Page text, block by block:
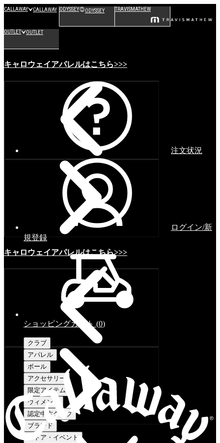
CALLAWAY CALLAWAY ODYSSEY ODYSSEY TRAVISMATHEW
OUTLET OUTLET
キャロウェイアパレルはこちら>>>
キャロウェイアパレルはこちら>>>
注文状況
ログイン/新
規登録
ショッピングカート (0)
クラブ
アパレル
ボール
アクセサリー
限定アイテム
ウィメンズ
認定中古クラブ
ブランド
ストア・イベント